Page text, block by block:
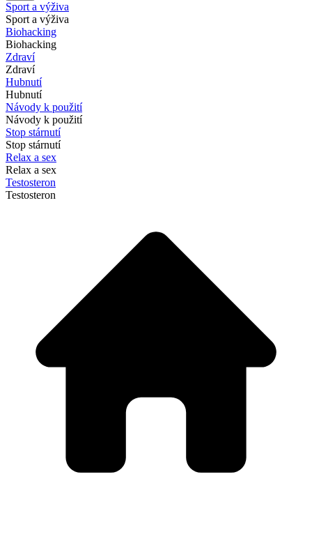
Sport a výživa
Sport a výživa
Biohacking
Biohacking
Zdraví
Zdraví
Hubnutí
Hubnutí
Návody k použití
Návody k použití
Stop stárnutí
Stop stárnutí
Relax a sex
Relax a sex
Testosteron
Testosteron